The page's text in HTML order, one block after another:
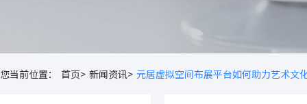
您当前位置： 首页> 新闻资讯> 元居虚拟空间布展平台如何助力艺术文